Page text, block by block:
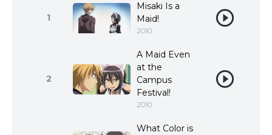
1
Misaki Is a
Maid!
2010
2
A Maid Even
at the
Campus
Festival!
2010
What Color is